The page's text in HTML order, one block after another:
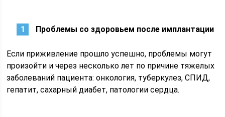
Проблемы со здоровьем после имплантации
Если приживление прошло успешно, проблемы могут
произойти и через несколько лет по причине тяжелых
заболеваний пациента: онкология, туберкулез, СПИД,
гепатит, сахарный диабет, патологии сердца.